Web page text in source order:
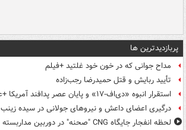
پربازدیدترین ها
مداح جوانی که در خون خود غلتید +فیلم
تأیید ربایش و قتل حمیدرضا رجب‌زاده
استقرار انبوه «دی‌اف‑۱۷» و پایان عصر پدافند آمریکا +عکس
درگیری اعضای داعش و نیروهای جولانی در سیده زینب
لحظه انفجار جایگاه CNG "صحنه" در دوربین مداربسته